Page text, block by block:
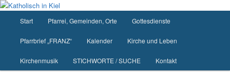
Zum
springen
Start Pfarrei, Gemeinden, Orte Gottesdienste
Pfarrbrief „FRANZ“ Kalender Kirche und Leben
Kirchenmusik STICHWORTE / SUCHE Kontakt